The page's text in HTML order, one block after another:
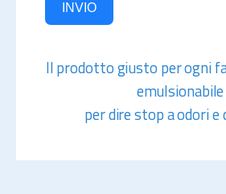
INVIO
Il prodotto giusto per ogni
emulsionabile
per dire stop a odori e